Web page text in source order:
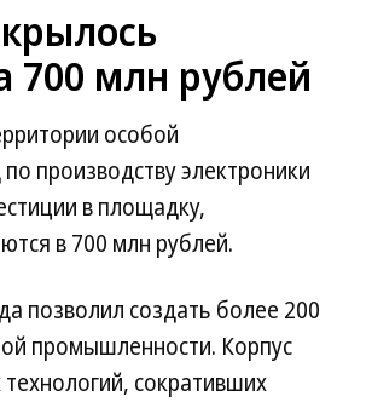
700 млн рублей
особой
производству электроники
в площадку,
в 700 млн рублей.
позволил создать более 200
промышленности. Корпус
сокративших